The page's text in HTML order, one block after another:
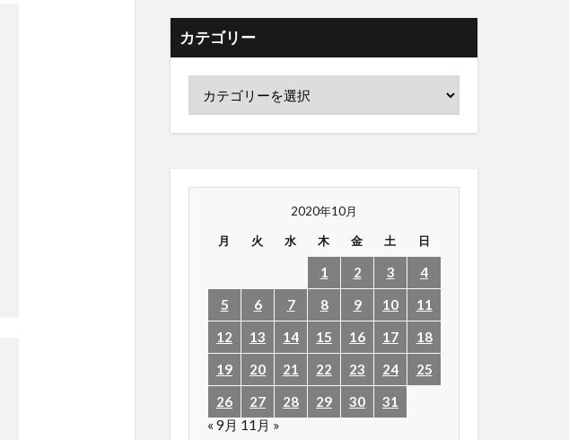
カテゴリー
2020年10月
月 火 水 木 金 土 日
1 2 3
4
5
6 7 8 9 10
11
12
13 14 15 16 17
18
19
20 21 22 23 24
25
26
27 28 29 30
31
« 9月 11月 »